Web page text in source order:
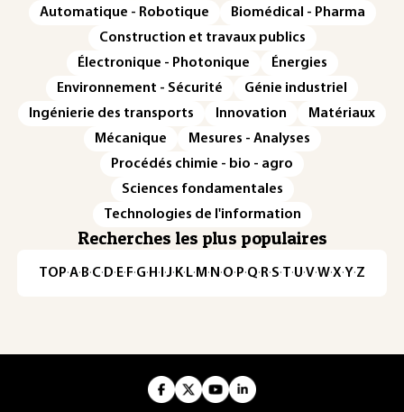
Automatique - Robotique
Biomédical - Pharma
Construction et travaux publics
Électronique - Photonique
Énergies
Environnement - Sécurité
Génie industriel
Ingénierie des transports
Innovation
Matériaux
Mécanique
Mesures - Analyses
Procédés chimie - bio - agro
Sciences fondamentales
Technologies de l'information
Recherches les plus populaires
TOP·A·B·C· D· E· F·G· H · ·J· K· L· M · N ·O· P·Q· R·S·T·U·V·W·X·Y·Z